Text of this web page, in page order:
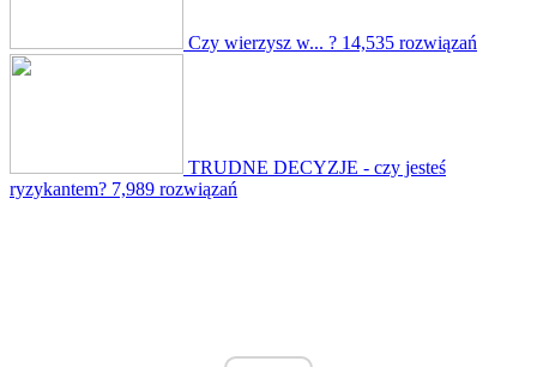
Czy wierzysz w... ? 14,535 rozwiązań
TRUDNE DECYZJE - czy jesteś
ryzykantem? 7,989 rozwiązań